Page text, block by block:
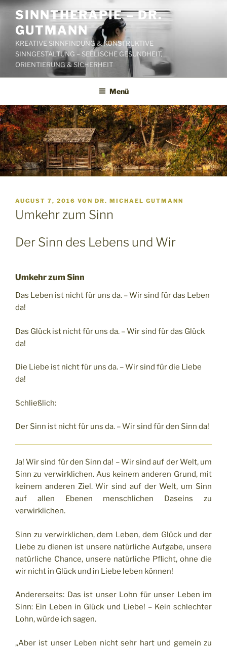
Zum
Inhalt
springen
SINNTHERAPIE – DR.
GUTMANN
KREATIVE SINNFINDUNG & KONSTRUKTIVE
SINNGESTALTUNG – SEELISCHE GESUNDHEIT,
ORIENTIERUNG & SICHERHEIT
Menü
VERÖFFENTLICHT
AM
AUGUST 7, 2016 VON DR. MICHAEL GUTMANN
Umkehr zum Sinn
Der Sinn des Lebens und Wir
Umkehr zum Sinn
Das Leben ist nicht für uns da. – Wir sind für das Leben
da!
Das Glück ist nicht für uns da. – Wir sind für das Glück
da!
Die Liebe ist nicht für uns da. – Wir sind für die Liebe
da!
Schließlich:
Der Sinn ist nicht für uns da. – Wir sind für den Sinn da!
Ja! Wir sind für den Sinn da! – Wir sind auf der Welt, um
Sinn zu verwirklichen. Aus keinem anderen Grund, mit
keinem anderen Ziel. Wir sind auf der Welt, um Sinn
auf allen Ebenen menschlichen Daseins zu
verwirklichen.
Sinn zu verwirklichen, dem Leben, dem Glück und der
Liebe zu dienen ist unsere natürliche Aufgabe, unsere
natürliche Chance, unsere natürliche Pflicht, ohne die
wir nicht in Glück und in Liebe leben können!
Andererseits: Das ist unser Lohn für unser Leben im
Sinn: Ein Leben in Glück und Liebe! – Kein schlechter
Lohn, würde ich sagen.
„Aber ist unser Leben nicht sehr hart und gemein zu